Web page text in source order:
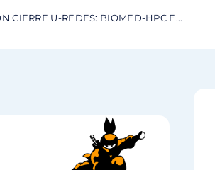
CIERRE U-REDES: BIOMED-HPC E...